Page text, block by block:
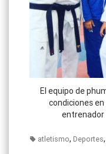
El equipo de
condiciones
entrenador
atletismo, Deportes,